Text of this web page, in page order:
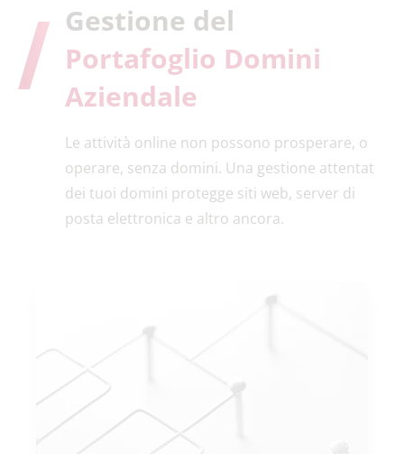
Gestione del
Portafoglio Domini
Aziendale
Le attività online non possono prosperare, o
operare, senza domini. Una gestione attentat
dei tuoi domini protegge siti web, server di
posta elettronica e altro ancora.